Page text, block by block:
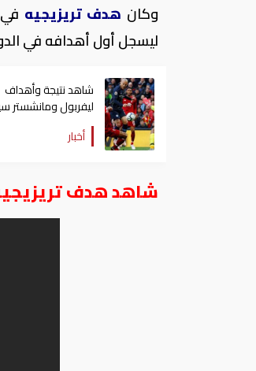
وكان هدف تريزيجيه
ليسجل أول أهدافه في
شاهد نتيجة وأهداف
ليفربول ومانشستر
اليوم في الدوري
أخبار
شاهد هدف